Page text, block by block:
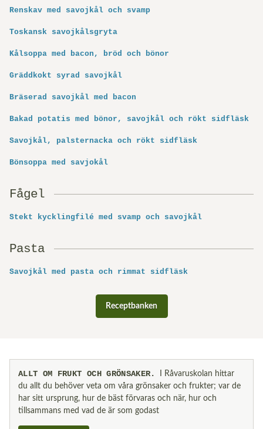
Renskav med savojkål och svamp
Toskansk savojkålsgryta
Kålsoppa med bacon, bröd och bönor
Gräddkokt syrad savojkål
Bräserad savojkål med bacon
Bakad potatis med bönor, savojkål och rökt sidfläsk
Savojkål, palsternacka och rökt sidfläsk
Bönsoppa med savjokål
Fågel
Stekt kycklingfilé med svamp och savojkål
Pasta
Savojkål med pasta och rimmat sidfläsk
Receptbanken
ALLT OM FRUKT OCH GRÖNSAKER
I Råvaruskolan hittar
du allt du behöver veta om våra grönsaker och frukter; var de
har sitt ursprung, hur de bäst förvaras och när, hur och
tillsammans med vad de är som godast